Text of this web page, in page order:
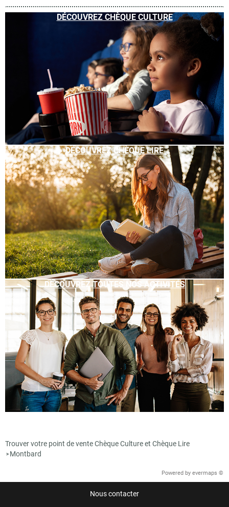
DÉCOUVREZ CHÈQUE CULTURE
DÉCOUVREZ CHÈQUE LIRE
DÉCOUVREZ TOUTES NOS ACTIVITÉS
Trouver votre point de vente Chèque Culture et Chèque Lire
> Montbard
Powered by evermaps ©
Nous contacter